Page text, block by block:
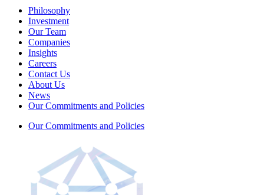
Philosophy
Investment
Our Team
Companies
Insights
Careers
Contact Us
About Us
News
Our Commitments and Policies
Our Commitments and Policies